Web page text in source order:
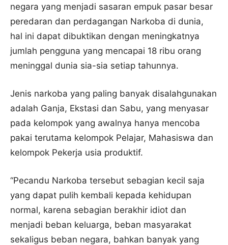
negara yang menjadi sasaran empuk pasar besar
peredaran dan perdagangan Narkoba di dunia,
hal ini dapat dibuktikan dengan meningkatnya
jumlah pengguna yang mencapai 18 ribu orang
meninggal dunia sia-sia setiap tahunnya.
Jenis narkoba yang paling banyak disalahgunakan
adalah Ganja, Ekstasi dan Sabu, yang menyasar
pada kelompok yang awalnya hanya mencoba
pakai terutama kelompok Pelajar, Mahasiswa dan
kelompok Pekerja usia produktif.
“Pecandu Narkoba tersebut sebagian kecil saja
yang dapat pulih kembali kepada kehidupan
normal, karena sebagian berakhir idiot dan
menjadi beban keluarga, beban masyarakat
sekaligus beban negara, bahkan banyak yang